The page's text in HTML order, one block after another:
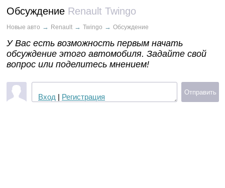
Обсуждение Renault Twingo
Новые авто → Renault → Twingo → Обсуждение
У Вас есть возможность первым начать
обсуждение этого автомобиля. Задайте свой
вопрос или поделитесь мнением!
Вход | Регистрация
Отправить